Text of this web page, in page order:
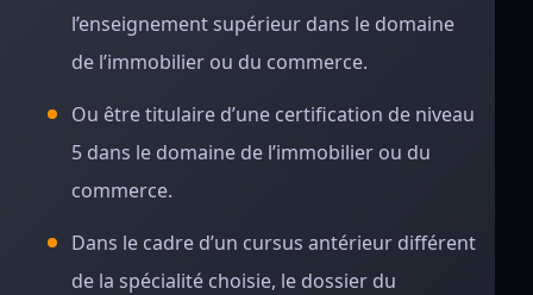
l’enseignement supérieur dans le domaine
de l’immobilier ou du commerce.
Ou être titulaire d’une certification de niveau
5 dans le domaine de l’immobilier ou du
commerce.
Dans le cadre d’un cursus antérieur différent
de la spécialité choisie, le dossier du